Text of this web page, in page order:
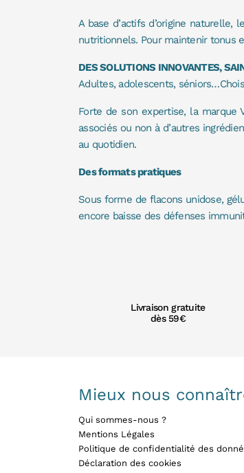
A base d’actifs d’origine
nutritionnels. Pour maintenir tonus
DES SOLUTIONS INNOVANTES,
Adultes, adolescents,
Forte de son expertise, la marque
associés ou non à d’autres
au quotidien.
Des formats pratiques
Sous forme de flacons unidose,
encore baisse des défenses
Livraison gratuite
dès 59€
Mieux nous
Qui sommes-nous ?
Mentions Légales
Politique de confidentialité des
Déclaration des cookies